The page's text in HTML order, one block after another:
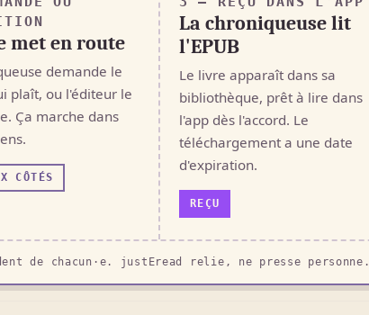
met en route
demande le
plaît, ou l'éditeur le
Ça marche dans
CÔTÉS
La chroniqueuse lit
l'EPUB
Le livre apparaît dans sa
bibliothèque, prêt à lire dans
l'app dès l'accord. Le
téléchargement a une date
d'expiration.
REÇU
de chacun·e. justEread relie, ne presse personne.